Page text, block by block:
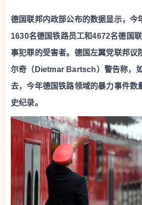
德国联邦内政部公布的数据显示，今
1630名德国铁路员工和4672名德国
事犯罪的受害者。德国左翼党联邦议
尔奇（Dietmar Bartsch）警告称，
去，今年德国铁路领域的暴力事件数
史纪录。